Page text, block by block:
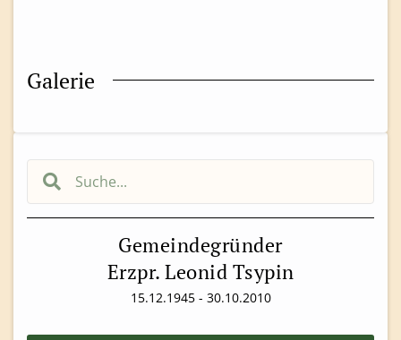
Gemeindegründer
Erzpr. Leonid Tsypin
15.12.1945 - 30.10.2010
Galerie